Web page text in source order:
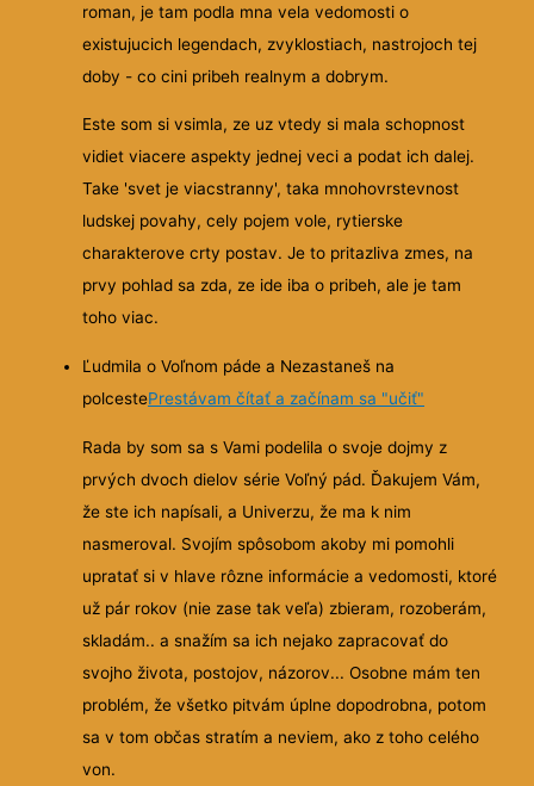
roman, je tam podla mna vela vedomosti o
existujucich legendach, zvyklostiach, nastrojoch tej
doby - co cini pribeh realnym a dobrym.
Este som si vsimla, ze uz vtedy si mala schopnost
vidiet viacere aspekty jednej veci a podat ich dalej.
Take 'svet je viacstranny', taka mnohovrstevnost
ludskej povahy, cely pojem vole, rytierske
charakterove crty postav. Je to pritazliva zmes, na
prvy pohlad sa zda, ze ide iba o pribeh, ale je tam
toho viac.
Ľudmila o Voľnom páde a Nezastaneš na
polcestePrestávam čítať a začínam sa "učiť"
Rada by som sa s Vami podelila o svoje dojmy z
prvých dvoch dielov série Voľný pád. Ďakujem Vám,
že ste ich napísali, a Univerzu, že ma k nim
nasmeroval. Svojím spôsobom akoby mi pomohli
upratať si v hlave rôzne informácie a vedomosti, ktoré
už pár rokov (nie zase tak veľa) zbieram, rozoberám,
skladám.. a snažím sa ich nejako zapracovať do
svojho života, postojov, názorov... Osobne mám ten
problém, že všetko pitvám úplne dopodrobna, potom
sa v tom občas stratím a neviem, ako z toho celého
von.